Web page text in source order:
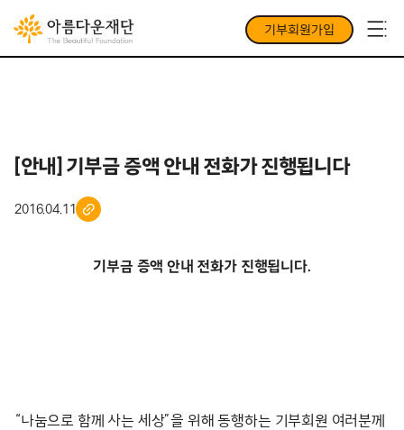
기부회원가입
[안내] 기부금 증액 안내 전화가 진행됩니다
2016.04.11
기부금 증액 안내 전화가 진행됩니다.
“나눔으로 함께 사는 세상”을 위해 동행하는 기부회원 여러분께